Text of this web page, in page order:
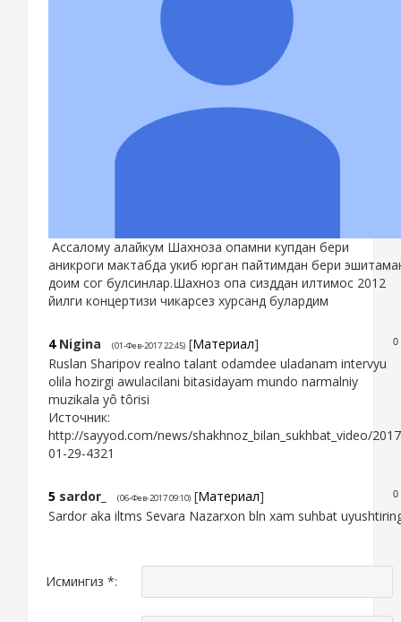
Ассалому алайкум Шахноза опамни купдан бери
аникроги мактабда укиб юрган пайтимдан бери
доим сог булсинлар.Шахноз опа сизддан илтимос 2012
йилги концертизи чикарсез хурсанд булардим
0
4 Nigina (01-Фев-2017 22:45) [Материал]
Ruslan Sharipov realno talant odamdee uladanam intervyu
olila hozirgi awulacilani bitasidayam mundo narmalniy
muzikala yô tôrisi
Источник:
http://sayyod.com/news/shakhnoz_bilan_sukhbat_video/
01-29-4321
0
5 sardor_ (06-Фев-2017 09:10) [Материал]
Sardor aka iltms Sevara Nazarxon bln xam suhbat
Исмингиз *: